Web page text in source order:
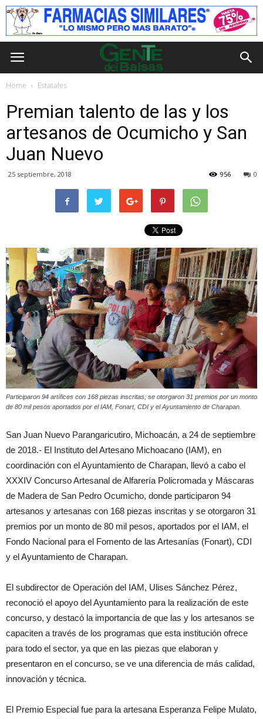
Home Estatales
Premian talento de las y los
artesanos de Ocumicho y San
Juan Nuevo
25 septiembre, 2018 0
956
Participaron 94 artífices con 168 piezas inscritas; se otorgaron 31 premios por un monto
de 80 mil pesos aportados por el IAM, Fonart, CDI y el Ayuntamiento de Charapan.
San Juan Nuevo Parangaricutiro, Michoacán, a 24 de septiembre
de 2018.- El Instituto del Artesano Michoacano (IAM), en
coordinación con el Ayuntamiento de Charapan, llevó a cabo el
XXXIV Concurso Artesanal de Alfarería Policromada y Máscaras
de Madera de San Pedro Ocumicho, donde participaron 94
artesanos y artesanas con 168 piezas inscritas y se otorgaron 31
premios por un monto de 80 mil pesos, aportados por el IAM, el
Fondo Nacional para el Fomento de las Artesanías (Fonart), CDI
y el Ayuntamiento de Charapan.
El subdirector de Operación del IAM, Ulises Sánchez Pérez,
reconoció el apoyo del Ayuntamiento para la realización de este
concurso, y destacó la importancia de que las y los artesanos se
capaciten a través de los programas que esta institución ofrece
para todo el sector, ya que en las piezas que elaboran y
presentaron en el concurso, se ve una diferencia de más calidad,
innovación y técnica.
El Premio Especial fue para la artesana Esperanza Felipe Mulato,